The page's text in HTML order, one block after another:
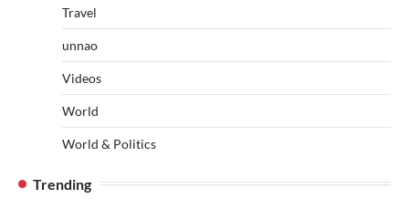
Travel
unnao
Videos
World
World & Politics
Trending